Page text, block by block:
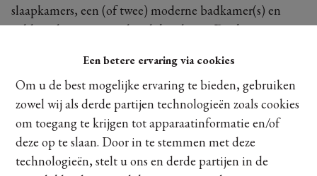
Een betere ervaring via cookies
Om u de best mogelijke ervaring te bieden, gebruiken
zowel wij als derde partijen technologieën zoals cookies
om toegang te krijgen tot apparaatinformatie en/of
deze op te slaan. Door in te stemmen met deze
technologieën, stelt u ons en derde partijen in de
slaapkamers, een (of twee) moderne badkamer(s) en
voldoende ruimte om heerlijk te leven. Dankzij
comfortabel maar ook toekomstgericht.
De indeling kan bovendien volledig afgestemd worden
op jouw persoonlijke wensen.
Zo maak je van deze
woning écht jouw thuis.
Ontdek alle informatie tijdens het infomoment bij ons